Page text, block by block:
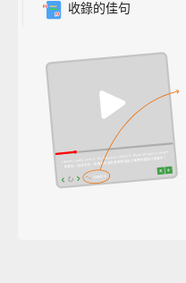
收錄的佳句